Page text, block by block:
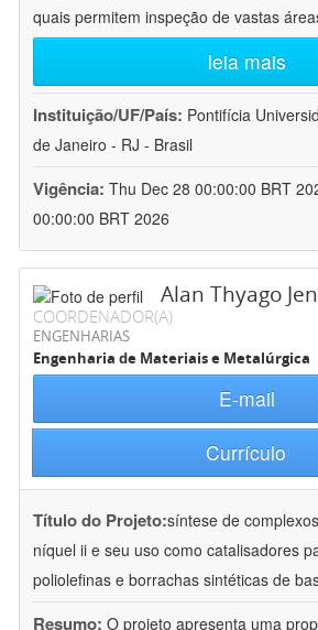
quais permitem inspeção de vastas
leia mais
Instituição/UF/País: Pontifícia
de Janeiro - RJ - Brasil
Vigência: Thu Dec 28 00:00:00 BRT
00:00:00 BRT 2026
Alan Thyago
COORDENADOR(A)
ENGENHARIAS
Engenharia de Materiais e Metalúrgica
E-mail
Currículo
Título do Projeto:síntese de
níquel ii e seu uso como catalisadores
poliolefinas e borrachas sintéticas de
Resumo: O projeto apresenta uma